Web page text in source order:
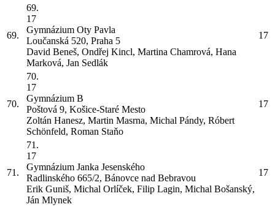
69.
69.
17
Gymnázium Oty Pavla
Loučanská 520, Praha 5
David Beneš, Ondřej Kincl, Martina Chamrová, Hana
Marková, Jan Sedlák
17
70.
70.
17
Gymnázium B
Poštová 9, Košice-Staré Mesto
Zoltán Hanesz, Martin Masrna, Michal Pándy, Róbert
Schönfeld, Roman Staňo
17
71.
71.
17
Gymnázium Janka Jesenského
Radlinského 665/2, Bánovce nad Bebravou
Erik Guniš, Michal Orlíček, Filip Lagin, Michal Bošanský,
Ján Mlynek
17